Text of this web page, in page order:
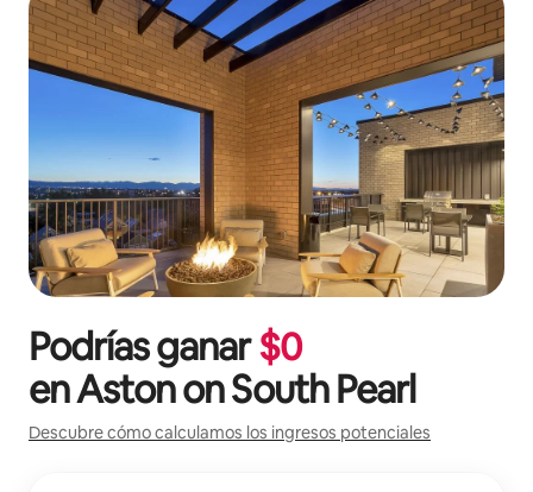
Podrías ganar$0
enAston on South Pearl
Descubre cómo calculamos los ingresos potenciales